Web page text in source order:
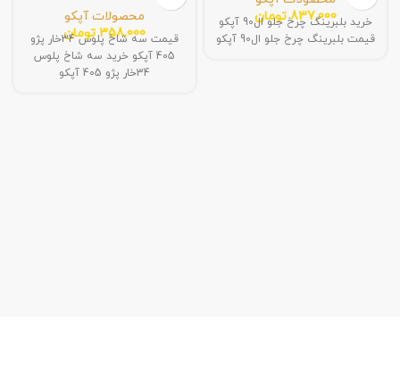
837,000 تومان
خرید بلبرینگ چرخ جلو ال90 آپکو
قیمت بلبرینگ چرخ جلو ال90 آپکو
محصولات آپکو
358,000 تومانقیمت سه شاخ پلوس 34خار پژو
405 آپکو خرید سه شاخ پلوس
34خار پژو 405 آپکو